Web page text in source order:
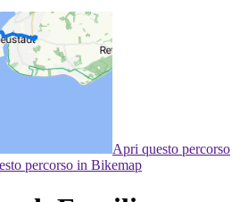
Apri questo percorso
percorso in Bikemap